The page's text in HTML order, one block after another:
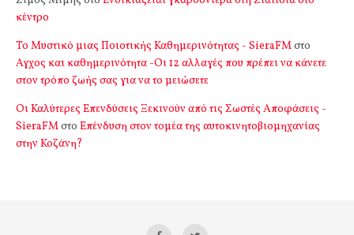
κέντρο
Το Μυστικό μιας Ποιοτικής Καθημερινότητας - SieraFMστο
Αγχος και καθημερινότητα -Οι 12 αλλαγές που πρέπει να κάνετε
στον τρόπο ζωής σας για να το μειώσετε
Οι Καλύτερες Επενδύσεις Ξεκινούν από τις Σωστές Αποφάσεις -
SieraFMστο Επένδυση στον τομέα της αυτοκινητοβιομηχανίας
στην Κοζάνη?